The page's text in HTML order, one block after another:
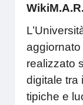
realizzato
digitale tra
tipiche e